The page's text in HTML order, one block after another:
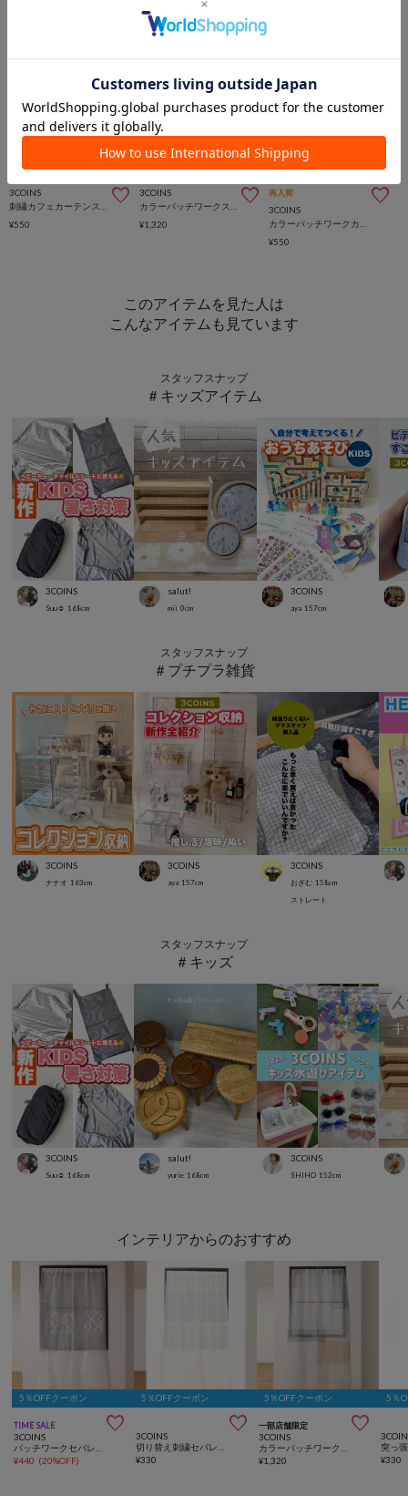
5％OFFクーポン
3COINS
¥550
5％OFFクーポン
3COINS
¥1,320
5％OFFクーポン
再入荷
3COINS
¥550
このアイテムを見た人は
こんなアイテムも見ています
スタッフスナップ
＃キッズアイテム
3COINS
Suu☺︎ 168cm
salut!
mii 0cm
3COINS
aya 157cm
スタッフスナップ
＃プチプラ雑貨
3COINS
ナナオ 163cm
3COINS
aya 157cm
3COINS
おぎむ 158cm
ストレート
スタッフスナップ
＃キッズ
3COINS
Suu☺︎ 168cm
salut!
yurie 168cm
3COINS
SHIHO 152cm
インテリアからのおすすめ
5％OFFクーポン
TIME SALE 
3COINS
¥440 (20%OFF)
5％OFFクーポン

3COINS
¥330
5％OFFクーポン
一部店舗限定 
3COINS
¥1,320
5％
突っ
¥330